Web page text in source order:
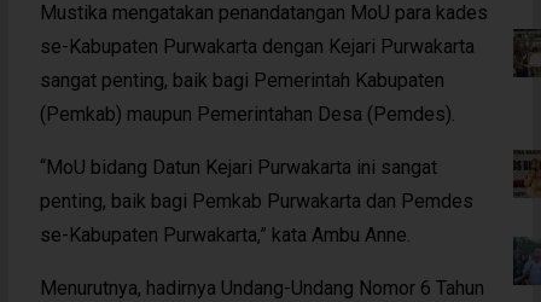
Mustika mengatakan penandatangan MoU para kades
se-Kabupaten Purwakarta dengan Kejari Purwakarta
sangat penting, baik bagi Pemerintah Kabupaten
(Pemkab) maupun Pemerintahan Desa (Pemdes).
“MoU bidang Datun Kejari Purwakarta ini sangat
penting, baik bagi Pemkab Purwakarta dan Pemdes
se-Kabupaten Purwakarta,” kata Ambu Anne.
Menurutnya, hadirnya Undang-Undang Nomor 6 Tahun